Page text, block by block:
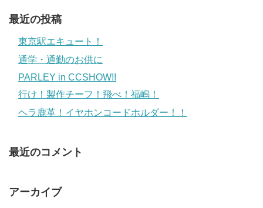
最近の投稿
東京駅エキュート！
通学・通勤のお供に
PARLEY in CCSHOW!!
行け！製作チーフ！飛べ！福嶋！
ヘラ鹿革！イヤホンコードホルダー！！
最近のコメント
アーカイブ